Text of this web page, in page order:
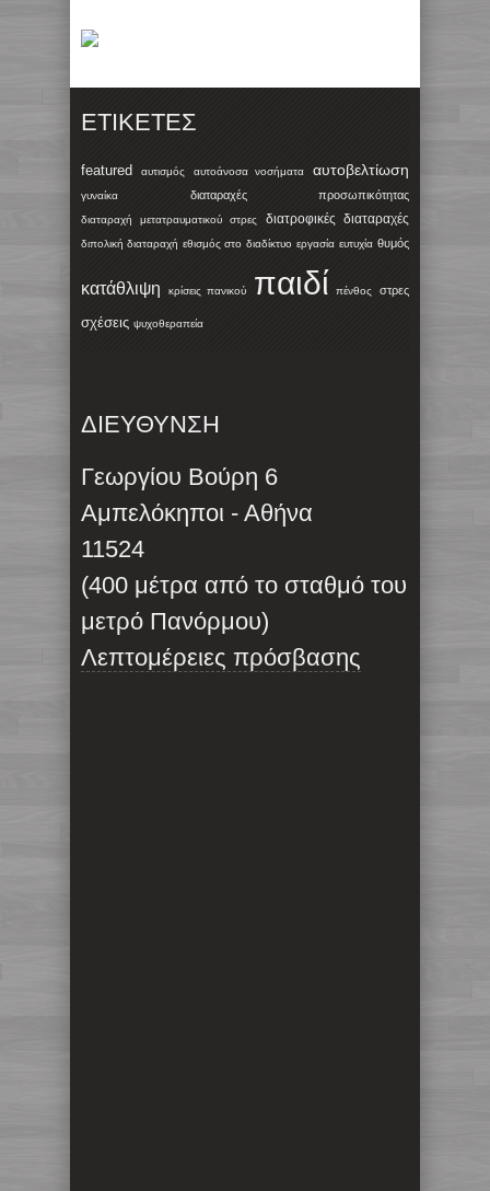
ΕΤΙΚΈΤΕΣ
featured αυτισμός αυτοάνοσα νοσήματα αυτοβελτίωση
γυναίκα διαταραχές προσωπικότητας
διαταραχή μετατραυματικού στρες διατροφικές διαταραχές
διπολική διαταραχή εθισμός στο διαδίκτυο εργασία ευτυχία θυμός
κατάθλιψη κρίσεις πανικού παιδί πένθος στρες
σχέσεις ψυχοθεραπεία
ΔΙΕΥΘΥΝΣΗ
Γεωργίου Βούρη 6
Αμπελόκηποι - Αθήνα
11524
(400 μέτρα από το σταθμό του
μετρό Πανόρμου)
Λεπτομέρειες πρόσβασης